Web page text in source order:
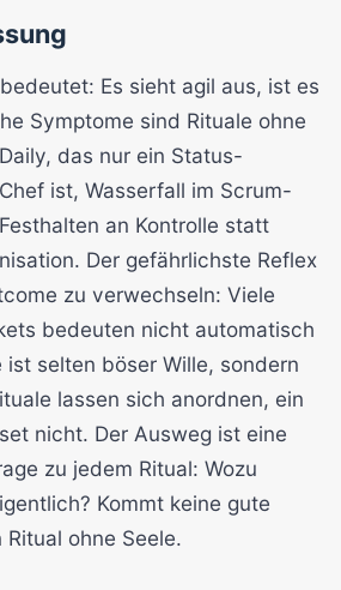
Es sieht agil aus, ist es
Symptome sind Rituale ohne
das nur ein Status-
ist, Wasserfall im Scrum-
an Kontrolle statt
Der gefährlichste Reflex
zu verwechseln: Viele
bedeuten nicht automatisch
ist selten böser Wille, sondern
lassen sich anordnen, ein
nicht. Der Ausweg ist eine
zu jedem Ritual: Wozu
Kommt keine gute
ohne Seele.